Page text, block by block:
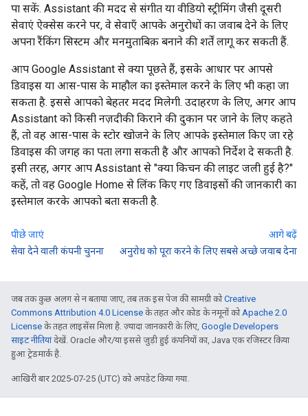
पा सकें. Assistant की मदद से संगीत या वीडियो स्ट्रीमिंग जैसी दूसरी
सेवाएं ऐक्सेस करने पर, वे सेवाएँ आपके अनुरोधों का जवाब देने के लिए
अपना रैंकिंग सिस्टम और मनमुताबिक़ बनाने की शर्तें लागू कर सकती हैं.
आप Google Assistant से क्या पूछते हैं, इसके आधार पर आपसे
डिवाइस या आस-पास के माहौल का इस्तेमाल करने के लिए भी कहा जा
सकता है. इससे आपको बेहतर मदद मिलेगी. उदाहरण के लिए, अगर आप
Assistant को किसी नज़दीकी किराने की दुकान पर जाने के लिए कहते
हैं, तो वह आस-पास के स्टोर खोजने के लिए आपके इस्तेमाल किए जा रहे
डिवाइस की जगह का पता लगा सकती है और आपको निर्देश दे सकती है.
इसी तरह, अगर आप Assistant से "क्या किचन की लाइट जली हुई है?"
कहें, तो वह Google Home से लिंक किए गए डिवाइसों की जानकारी का
इस्तेमाल करके आपको बता सकती है.
पीछे जाएं
सेवा देने वाली कंपनी चुनना
आगे बढ़ें
अनुरोध को पूरा करने के लिए सबसे अच्छे जवाब देना
जब तक कुछ अलग से न बताया जाए, तब तक इस पेज की सामग्री कोCreative
Commons Attribution 4.0 License के तहत और कोड के नमूनों कोApache 2.0
License के तहत लाइसेंस मिला है. ज़्यादा जानकारी के लिए, Google Developers
साइट नीतियांदेखें. Oracle और/या इससे जुड़ी हुई कंपनियों का, Java एक रजिस्टर किया
हुआ ट्रेडमार्क है.
आखिरी बार 2025-07-25 (UTC) को अपडेट किया गया.